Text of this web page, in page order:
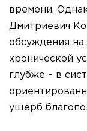
времени.
Дмитриевич
обсуждения на
хронической
глубже – в
ущерб